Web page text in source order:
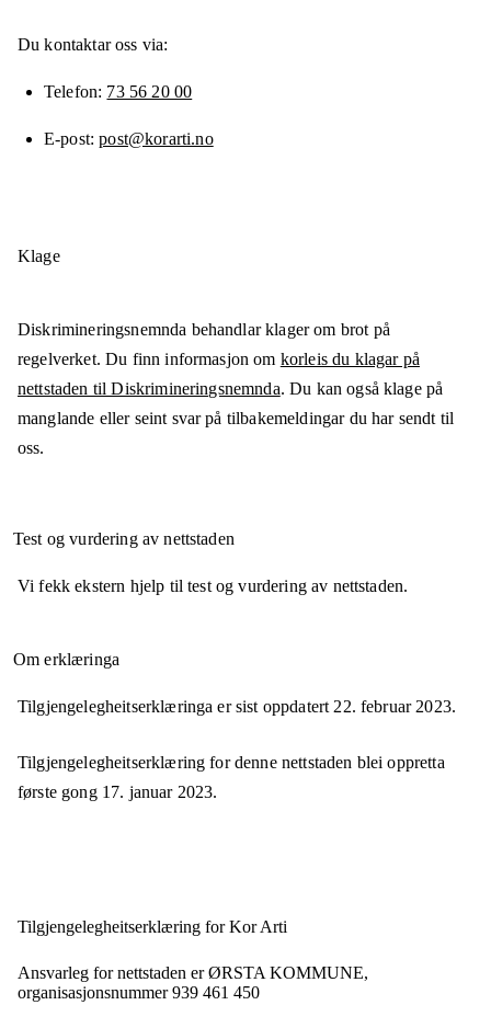
Du kontaktar oss via:
Telefon 73 56 20 00
E-post post@korarti.no
Klage
Diskrimineringsnemnda behandlar klager om brot på
regelverket. Du finn informasjon om korleis du klagar på
nettstaden til Diskrimineringsnemnda. Du kan også klage på
manglande eller seint svar på tilbakemeldingar du har sendt til
oss.
Test og vurdering av nettstaden
Vi fekk ekstern hjelp til test og vurdering av nettstaden.
Om erklæringa
Tilgjengelegheitserklæringa er sist oppdatert22. februar 2023.
Tilgjengelegheitserklæring for denne nettstaden blei oppretta
første gong 17. januar 2023.
Tilgjengelegheits­erklæring forKor Arti
Ansvarleg for nettstaden erØRSTA KOMMUNE,
organisasjonsnummer 939 461 450